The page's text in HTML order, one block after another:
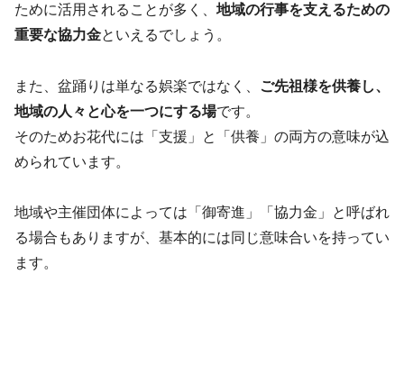
ために活用されることが多く、 地域の行事を支えるための
重要な協力金といえるでしょう。
また、盆踊りは単なる娯楽ではなく、
ご先祖様を供養し、
地域の人々と心を一つにする場です。
そのためお花代には「支援」と「供養」の両方の意味が込
められています。
地域や主催団体によっては「御寄進」「協力金」と呼ばれ
る場合もありますが、基本的には同じ意味合いを持ってい
ます。